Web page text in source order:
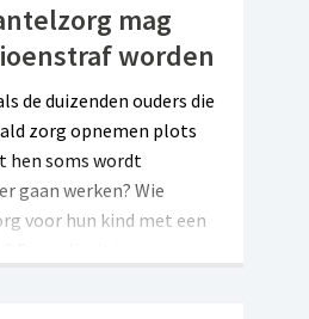
mag
worden
de duizenden ouders die
zorg opnemen plots
hen soms wordt
gaan werken? Wie
voor hun kind met een